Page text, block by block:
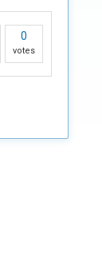
0
votes